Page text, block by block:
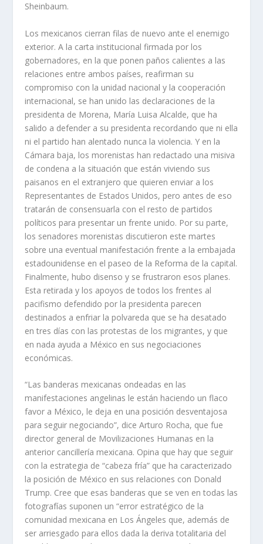
Sheinbaum.
Los mexicanos cierran filas de nuevo ante el enemigo
exterior. A la carta institucional firmada por los
gobernadores, en la que ponen paños calientes a las
relaciones entre ambos países, reafirman su
compromiso con la unidad nacional y la cooperación
internacional, se han unido las declaraciones de la
presidenta de Morena, María Luisa Alcalde, que ha
salido a defender a su presidenta recordando que ni ella
ni el partido han alentado nunca la violencia. Y en la
Cámara baja, los morenistas han redactado una misiva
de condena a la situación que están viviendo sus
paisanos en el extranjero que quieren enviar a los
Representantes de Estados Unidos, pero antes de eso
tratarán de consensuarla con el resto de partidos
políticos para presentar un frente unido. Por su parte,
los senadores morenistas discutieron este martes
sobre una eventual manifestación frente a la embajada
estadounidense en el paseo de la Reforma de la capital.
Finalmente, hubo disenso y se frustraron esos planes.
Esta retirada y los apoyos de todos los frentes al
pacifismo defendido por la presidenta parecen
destinados a enfriar la polvareda que se ha desatado
en tres días con las protestas de los migrantes, y que
en nada ayuda a México en sus negociaciones
económicas.
“Las banderas mexicanas ondeadas en las
manifestaciones angelinas le están haciendo un flaco
favor a México, le deja en una posición desventajosa
para seguir negociando”, dice Arturo Rocha, que fue
director general de Movilizaciones Humanas en la
anterior cancillería mexicana. Opina que hay que seguir
con la estrategia de “cabeza fría” que ha caracterizado
la posición de México en sus relaciones con Donald
Trump. Cree que esas banderas que se ven en todas las
fotografías suponen un “error estratégico de la
comunidad mexicana en Los Ángeles que, además de
ser arriesgado para ellos dada la deriva totalitaria del